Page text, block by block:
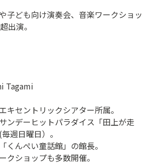
ども向け演奏会、音楽ワークショッ
出演。
Tagami
セントリックシアター所属。
デーヒットパラダイス「田上が走
週日曜日）。
んぺい童話館」の館長。
ショップも多数開催。